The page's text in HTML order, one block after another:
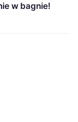
w bagnie!